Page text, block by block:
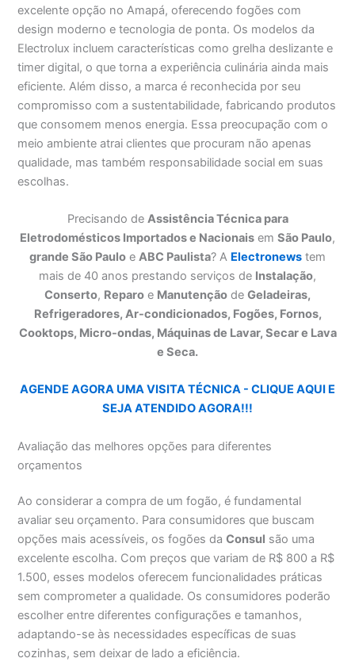
excelente opção no Amapá, oferecendo fogões com
design moderno e tecnologia de ponta. Os modelos da
Electrolux incluem características como grelha deslizante e
timer digital, o que torna a experiência culinária ainda mais
eficiente. Além disso, a marca é reconhecida por seu
compromisso com a sustentabilidade, fabricando produtos
que consomem menos energia. Essa preocupação com o
meio ambiente atrai clientes que procuram não apenas
qualidade, mas também responsabilidade social em suas
escolhas.
Precisando de Assistência Técnica para
Eletrodomésticos Importados e Nacionais em São Paulo,
grande São Paulo e ABC Paulista? A Electronews tem
mais de 40 anos prestando serviços de Instalação,
Conserto, Reparo e Manutenção de Geladeiras,
Refrigeradores, Ar-condicionados, Fogões, Fornos,
Cooktops, Micro-ondas, Máquinas de Lavar, Secar e Lava
e Seca.
AGENDE AGORA UMA VISITA TÉCNICA - CLIQUE AQUI E
SEJA ATENDIDO AGORA!!!
Avaliação das melhores opções para diferentes
orçamentos
Ao considerar a compra de um fogão, é fundamental
avaliar seu orçamento. Para consumidores que buscam
opções mais acessíveis, os fogões daConsul são uma
excelente escolha. Com preços que variam de R$ 800 a R$
1.500, esses modelos oferecem funcionalidades práticas
sem comprometer a qualidade. Os consumidores poderão
escolher entre diferentes configurações e tamanhos,
adaptando-se às necessidades específicas de suas
cozinhas, sem deixar de lado a eficiência.